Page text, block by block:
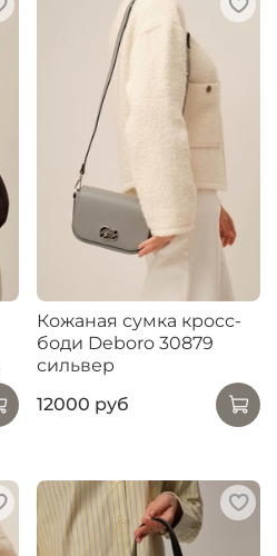
Кожаная сумка кросс-
боди Deboro 30879
сильвер
12000 руб